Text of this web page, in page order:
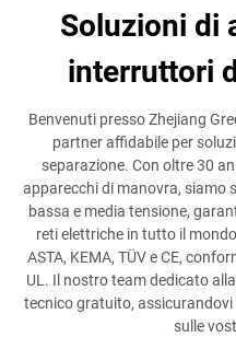
Soluzioni di
interruttori
Benvenuti presso Zhejiang
partner affidabile per
separazione. Con oltre 30
apparecchi di manovra, siamo
bassa e media tensione,
reti elettriche in tutto il
ASTA, KEMA, TÜV e CE,
UL. Il nostro team dedicato
tecnico gratuito,
sulle